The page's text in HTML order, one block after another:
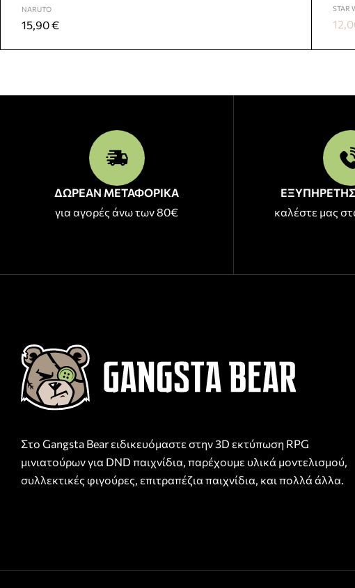
NARUTO
15,90€
STAR
ΔΩΡΕΑΝ ΜΕΤΑΦΟΡΙΚΑ
για αγορές άνω των 80€
καλέστε μας
Στο Gangsta Bear ειδικευόμαστε στην 3D εκτύπωση RPG
μινιατούρων για DND παιχνίδια, παρέχουμε υλικά μοντελισμού,
συλλεκτικές φιγούρες, επιτραπέζια παιχνίδια, και πολλά άλλα.